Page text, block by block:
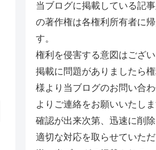
当ブログに掲載している記
の著作権は各権利所有者に
す。
権利を侵害する意図はござ
掲載に問題がありましたら
様より当ブログのお問い合
よりご連絡をお願いいたしま
確認が出来次第、迅速に削除
適切な対応を取らせていただ